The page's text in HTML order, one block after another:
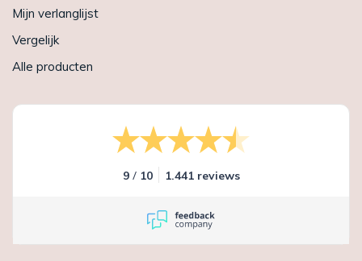
Mijn verlanglijst
Vergelijk
Alle producten
9 / 10 1.441 reviews